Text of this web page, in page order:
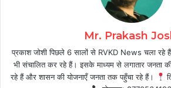
Mr. Prakash
प्रकाश जोशी पिछले 6 सालों से RVKD News चला रहे
भी संचालित कर रहे हैं। इसके माध्यम से लगातार जनता
रहे हैं और शासन की योजनाएँ जनता तक पहुँचा रहे हैं।